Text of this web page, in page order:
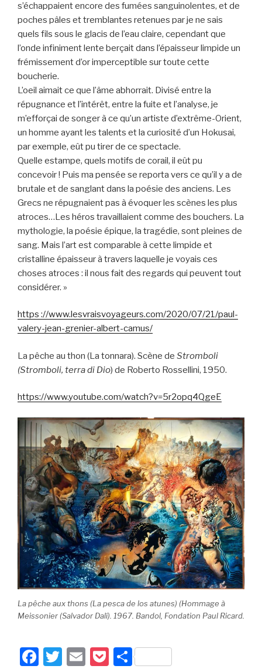
s’échappaient encore des fumées sanguinolentes, et de
poches pâles et tremblantes retenues par je ne sais
quels fils sous le glacis de l’eau claire, cependant que
l’onde infiniment lente berçait dans l’épaisseur limpide un
frémissement d’or imperceptible sur toute cette
boucherie.
L’oeil aimait ce que l’âme abhorrait. Divisé entre la
répugnance et l’intérêt, entre la fuite et l’analyse, je
m’efforçai de songer à ce qu’un artiste d’extrême-Orient,
un homme ayant les talents et la curiosité d’un Hokusai,
par exemple, eût pu tirer de ce spectacle.
Quelle estampe, quels motifs de corail, il eût pu
concevoir ! Puis ma pensée se reporta vers ce qu’il y a de
brutale et de sanglant dans la poésie des anciens. Les
Grecs ne répugnaient pas à évoquer les scènes les plus
atroces…Les héros travaillaient comme des bouchers. La
mythologie, la poésie épique, la tragédie, sont pleines de
sang. Mais l’art est comparable à cette limpide et
cristalline épaisseur à travers laquelle je voyais ces
choses atroces : il nous fait des regards qui peuvent tout
considérer. »
https ://www.lesvraisvoyageurs.com/2020/07/21/paul-
valery-jean-grenier-albert-camus/
La pêche au thon (La tonnara). Scène de Stromboli
(Stromboli, terra di Dio) de Roberto Rossellini, 1950.
https://www.youtube.com/watch?v=5r2opq4QgeE
La pêche aux thons (La pesca de los atunes) (Hommage à
Meissonier (Salvador Dalí). 1967. Bandol, Fondation Paul Ricard.
F
T
E
P P